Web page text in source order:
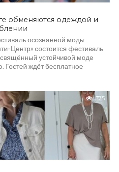
обменяются одеждой и
осознанной моды
Центр» состоится фестиваль
устойчивой моде
Гостей ждёт бесплатное
375